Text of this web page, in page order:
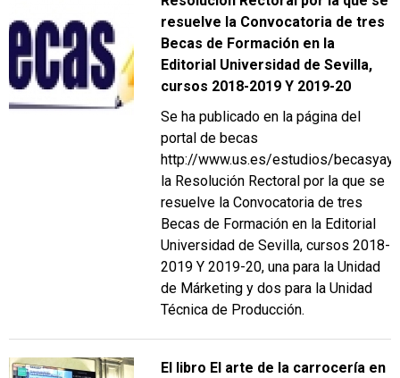
resuelve la Convocatoria de tres
Becas de Formación en la
Editorial Universidad de Sevilla,
cursos 2018-2019 Y 2019-20
Se ha publicado en la página del
portal de becas
http://www.us.es/estudios/
la Resolución Rectoral por la que se
resuelve la Convocatoria de tres
Becas de Formación en la Editorial
Universidad de Sevilla, cursos 2018-
2019 Y 2019-20, una para la Unidad
de Márketing y dos para la Unidad
Técnica de Producción.
El libro El arte de la carrocería en